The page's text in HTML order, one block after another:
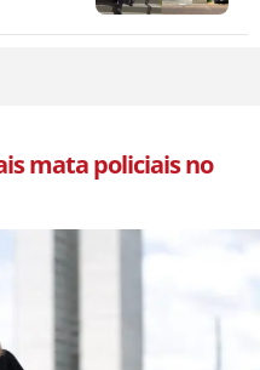
mata policiais no